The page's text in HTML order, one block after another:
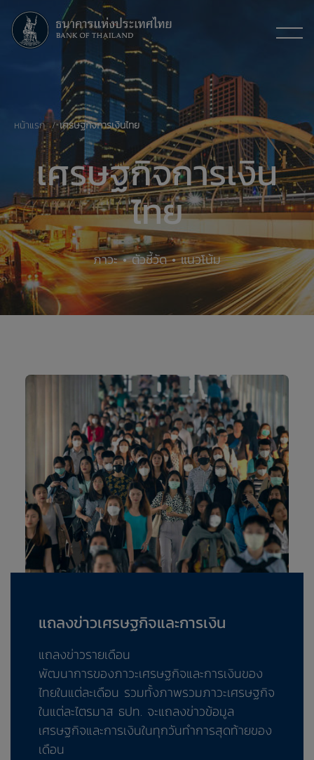
หน้าแรก เศรษฐกิจการเงินไทย
เศรษฐกิจการเงิน
ไทย
ภาวะ • ตัวชี้วัด • แนวโน้ม
แถลงข่าวเศรษฐกิจและการเงิน
แถลงข่าวรายเดือน
พัฒนาการของภาวะเศรษฐกิจและการเงินของ
ไทยในแต่ละเดือน รวมทั้งภาพรวมภาวะเศรษฐกิจ
ในแต่ละไตรมาส ธปท. จะแถลงข่าวข้อมูล
เศรษฐกิจและการเงินในทุกวันทำการสุดท้ายของ
เดือน